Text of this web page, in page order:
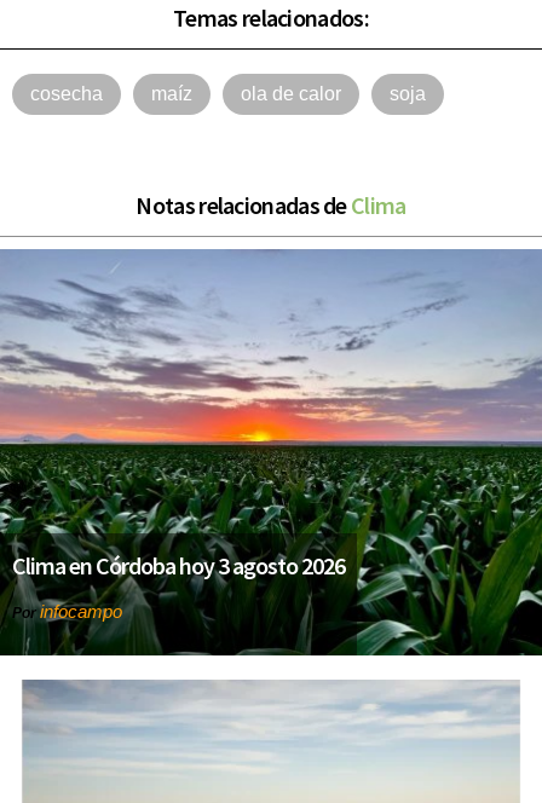
Temas relacionados:
cosecha maíz ola de calor soja
Notas relacionadas deClima
Clima en Córdoba hoy 3 agosto 2026
Por infocampo